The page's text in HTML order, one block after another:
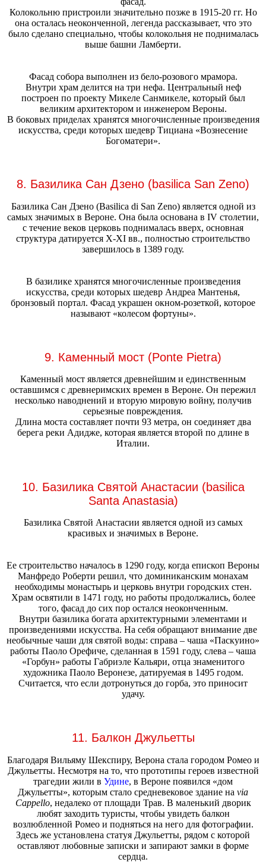
Колокольню пристроили значительно позже в 1915-20 гг. Но
она осталась неоконченной, легенда рассказывает, что это
было сделано специально, чтобы колокольня не поднималась
выше башни Ламберти.
Фасад собора выполнен из бело-розового мрамора.
Внутри храм делится на три нефа. Центральный неф
построен по проекту Микеле Санмикеле, который был
великим архитектором и инженером Вероны.
В боковых приделах хранятся многочисленные произведения
искусства, среди которых шедевр Тициана «Вознесение
Богоматери».
8. Базилика Сан Дзено (basilica San Zeno)
Базилика Сан Дзено (Basilica di San Zeno) является одной из
самых значимых в Вероне. Она была основана в IV столетии,
с течение веков церковь поднималась вверх, основная
структура датируется X-XI вв., полностью строительство
завершилось в 1389 году.
В базилике хранятся многочисленные произведения
искусства, среди которых шедевр Андреа Мантенья,
бронзовый портал. Фасад украшен окном-розеткой, которое
называют «колесом фортуны».
9. Каменный мост (Ponte Pietra)
Каменный мост является древнейшим и единственным
оставшимся с древнеримских времен в Вероне. Он пережил
несколько наводнений и вторую мировую войну, получив
серьезные повреждения.
Длина моста составляет почти 93 метра, он соединяет два
берега реки Адидже, которая является второй по длине в
Италии.
10. Базилика Святой Анастасии (basilica
Santa Anastasia)
Базилика Святой Анастасии является одной из самых
красивых и значимых в Вероне.
Ее строительство началось в 1290 году, когда епископ Вероны
Манфредо Роберти решил, что доминиканским монахам
необходимы монастырь и церковь внутри городских стен.
Храм освятили в 1471 году, но работы продолжались, более
того, фасад до сих пор остался неоконченным.
Внутри базилика богата архитектурными элементами и
произведениями искусства. На себя обращают внимание две
необычные чаши для святой воды: справа – чаша «Паскуино»
работы Паоло Орефиче, сделанная в 1591 году, слева – чаша
«Горбун» работы Габриэле Кальяри, отца знаменитого
художника Паоло Веронезе, датируемая в 1495 годом.
Считается, что если дотронуться до горба, это приносит
удачу.
11. Балкон Джульетты
Благодаря Вильяму Шекспиру, Верона стала городом Ромео и
Джульетты. Несмотря на то, что прототипы героев известной
трагедии жили в Удине, в Вероне появился «дом
Джульетты», которым стало средневековое здание на via
Cappello, недалеко от площади Трав. В маленький дворик
любят заходить туристы, чтобы увидеть балкон
возлюбленной Ромео и подняться на него для фотографии.
Здесь же установлена статуя Джульетты, рядом с которой
оставляют любовные записки и запирают замки в форме
сердца.